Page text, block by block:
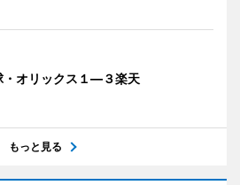
・オリックス１―３楽天
もっと見る